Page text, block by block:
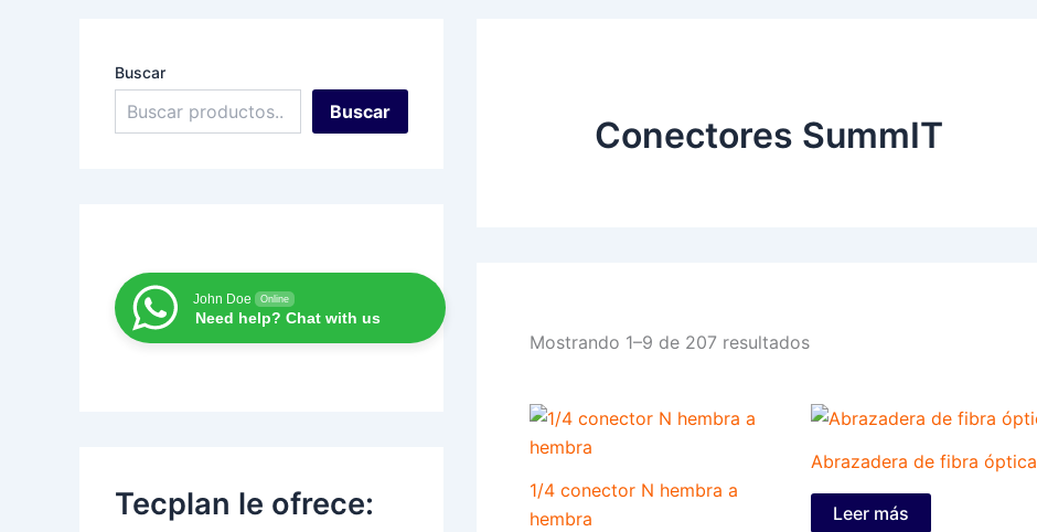
Buscar
Buscar
John Doe Online
Need help? Chat with us
Tecplan le ofrece:
Conectores SummIT
Mostrando 1–9 de 207 resultados
1/4 conector N hembra a
hembra
Abrazadera de fibra óptica
Leer más